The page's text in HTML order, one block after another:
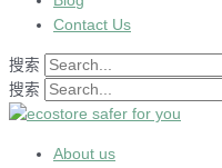
Contact Us
搜索
搜索
About us